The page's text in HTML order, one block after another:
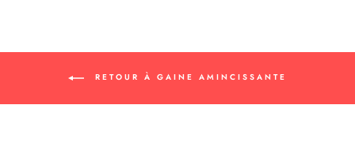
RETOUR À GAINE AMINCISSANTE